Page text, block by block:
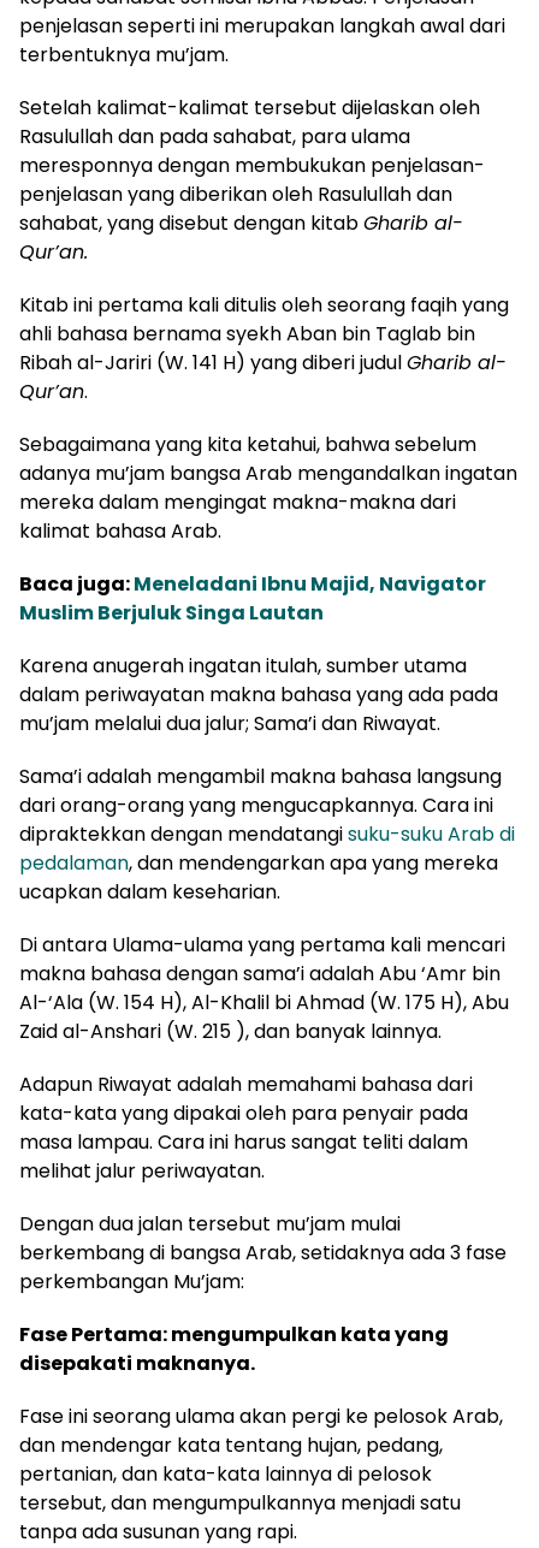
penjelasan seperti ini merupakan langkah awal dari
terbentuknya mu’jam.
Setelah kalimat-kalimat tersebut dijelaskan oleh
Rasulullah dan pada sahabat, para ulama
meresponnya dengan membukukan penjelasan-
penjelasan yang diberikan oleh Rasulullah dan
sahabat, yang disebut dengan kitabGharib al-
Qur’an.
Kitab ini pertama kali ditulis oleh seorang faqih yang
ahli bahasa bernama syekh Aban bin Taglab bin
Ribah al-Jariri (W. 141 H) yang diberi judulGharib al-
Qur’an.
Sebagaimana yang kita ketahui, bahwa sebelum
adanya mu’jam bangsa Arab mengandalkan ingatan
mereka dalam mengingat makna-makna dari
kalimat bahasa Arab.
Baca juga:Meneladani Ibnu Majid, Navigator
Muslim Berjuluk Singa Lautan
Karena anugerah ingatan itulah, sumber utama
dalam periwayatan makna bahasa yang ada pada
mu’jam melalui dua jalur; Sama’i dan Riwayat.
Sama’i adalah mengambil makna bahasa langsung
dari orang-orang yang mengucapkannya. Cara ini
dipraktekkan dengan mendatangisuku-suku Arab di
pedalaman, dan mendengarkan apa yang mereka
ucapkan dalam keseharian.
Di antara Ulama-ulama yang pertama kali mencari
makna bahasa dengan sama’i adalah Abu ‘Amr bin
Al-‘Ala (W. 154 H), Al-Khalil bi Ahmad (W. 175 H), Abu
Zaid al-Anshari (W. 215 ), dan banyak lainnya.
Adapun Riwayat adalah memahami bahasa dari
kata-kata yang dipakai oleh para penyair pada
masa lampau. Cara ini harus sangat teliti dalam
melihat jalur periwayatan.
Dengan dua jalan tersebut mu’jam mulai
berkembang di bangsa Arab, setidaknya ada 3 fase
perkembangan Mu’jam:
Fase Pertama: mengumpulkan kata yang
disepakati maknanya.
Fase ini seorang ulama akan pergi ke pelosok Arab,
dan mendengar kata tentang hujan, pedang,
pertanian, dan kata-kata lainnya di pelosok
tersebut, dan mengumpulkannya menjadi satu
tanpa ada susunan yang rapi.